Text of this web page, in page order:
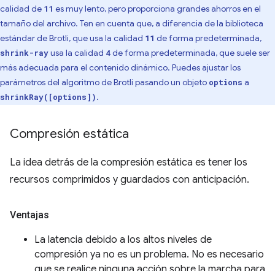
calidad de 11 es muy lento, pero proporciona grandes ahorros en el
tamaño del archivo. Ten en cuenta que, a diferencia de la biblioteca
estándar de Brotli, que usa la calidad 11 de forma predeterminada,
shrink-rayusa la calidad 4de forma predeterminada, que suele ser
más adecuada para el contenido dinámico. Puedes ajustar los
parámetros del algoritmo de Brotli pasando un objeto options a
shrinkRay([options]).
Compresión estática
La idea detrás de la compresión estática es tener los
recursos comprimidos y guardados con anticipación.
Ventajas
La latencia debido a los altos niveles de
compresión ya no es un problema. No es necesario